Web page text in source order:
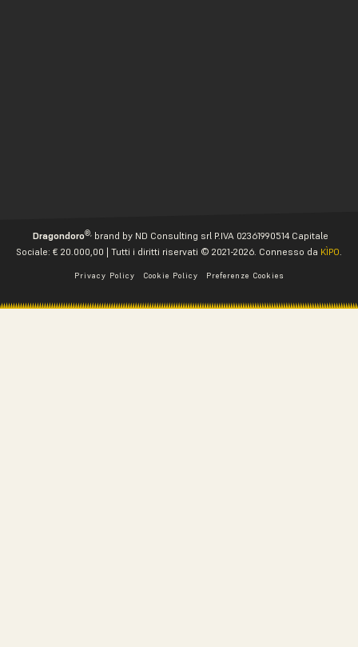
Dragondoro®,brand by ND Consulting srl P.IVA 02361990514 Capitale
Sociale: € 20.000,00 | Tutti i diritti riservati © 2021-2026. Connesso da KÌPO.
Privacy Policy Cookie Policy Preferenze Cookies